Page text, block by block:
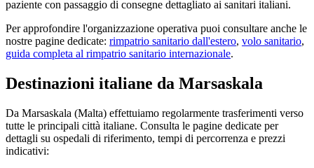
paziente con passaggio di consegne dettagliato ai sanitari italiani.
Per approfondire l'organizzazione operativa puoi consultare anche le
nostre pagine dedicate: rimpatrio sanitario dall'estero, volo sanitario,
guida completa al rimpatrio sanitario internazionale.
Destinazioni italiane da Marsaskala
Da Marsaskala (Malta) effettuiamo regolarmente trasferimenti verso
tutte le principali città italiane. Consulta le pagine dedicate per
dettagli su ospedali di riferimento, tempi di percorrenza e prezzi
indicativi: